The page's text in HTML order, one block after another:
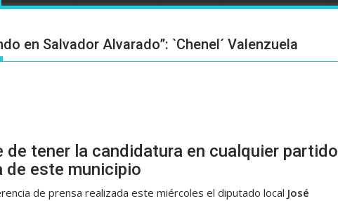
en Salvador Alvarado”: `Chenel´ Valenzuela
de tener la candidatura en cualquier partido
de este municipio
de prensa realizada este miércoles el diputado local José